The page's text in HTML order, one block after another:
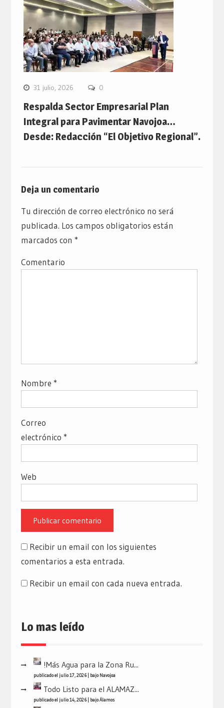
31 julio, 2026 0
Respalda Sector Empresarial Plan
Integral para Pavimentar Navojoa…
Desde: Redacción “El Objetivo Regional”.
Deja un comentario
Tu dirección de correo electrónico no será
publicada. Los campos obligatorios están
marcados con *
Comentario
Nombre *
Correo
electrónico *
Web
Recibir un email con los siguientes
comentarios a esta entrada.
Recibir un email con cada nueva entrada.
Lo mas leído
!Más Agua para la Zona Ru...
publicado el julio 17, 2026| bajoNavojoa
Todo Listo para el ALAMAZ...
publicado el julio 14, 2026| bajoÁlamos